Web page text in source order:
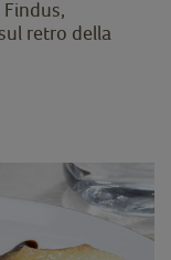
Findus,
retro della